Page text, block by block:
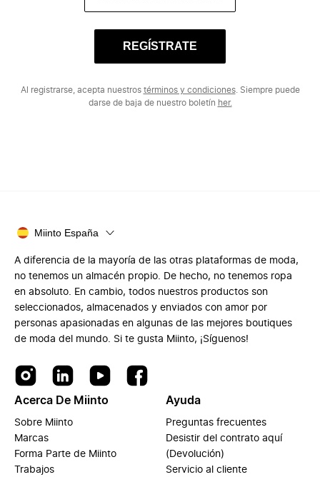
REGÍSTRATE
Al registrarse, acepta nuestros términos y condiciones. Siempre puede
darse de baja de nuestro boletín her.
Miinto España
A diferencia de la mayoría de las otras plataformas de moda,
no tenemos un almacén propio. De hecho, no tenemos ropa
en absoluto. En cambio, todos nuestros productos son
seleccionados, almacenados y enviados con amor por
personas apasionadas en algunas de las mejores boutiques
de moda del mundo. Si te gusta Miinto, ¡Síguenos!
Acerca De Miinto
Sobre Miinto
Marcas
Forma Parte de Miinto
Trabajos
Ayuda
Preguntas frecuentes
Desistir del contrato aquí
(Devolución)
Servicio al cliente